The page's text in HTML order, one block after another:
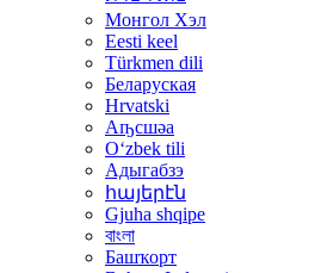
Монгол Хэл
Eesti keel
Türkmen dili
Беларуская
Hrvatski
Аҧсшәа
Oʻzbek tili
Адыгабзэ
հայերէն
Gjuha shqipe
বাংলা
Башҡорт